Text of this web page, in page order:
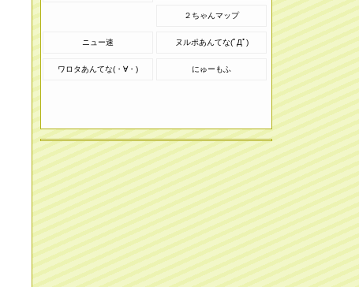
２ちゃんマップ
ニュー速 ヌルポあんてな(ﾟДﾟ)
ワロタあんてな(・∀・) にゅーもふ